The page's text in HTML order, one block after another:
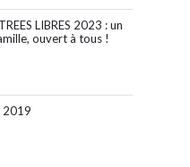
LIBRES 2023 : un
ouvert à tous !
2019